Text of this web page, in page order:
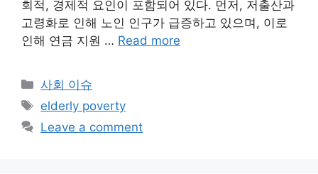
회적, 경제적 요인이 포함되어 있다. 먼저, 저출산과
고령화로 인해 노인 인구가 급증하고 있으며, 이로
인해 연금 지원 … Read more
Categories
사회 이슈
Tags
elderly poverty
Leave a comment